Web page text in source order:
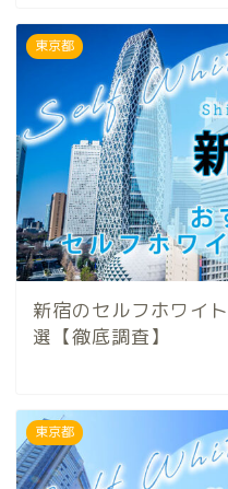
東京都
新宿のセルフホワイ
選【徹底調査】
東京都